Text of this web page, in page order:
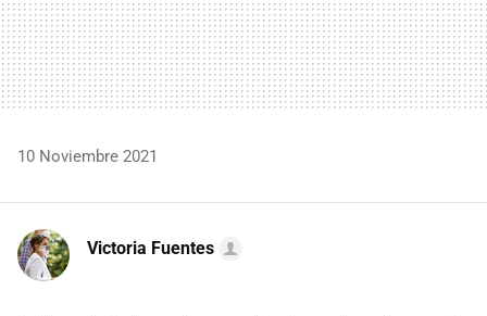
10 Noviembre 2021
Victoria Fuentes